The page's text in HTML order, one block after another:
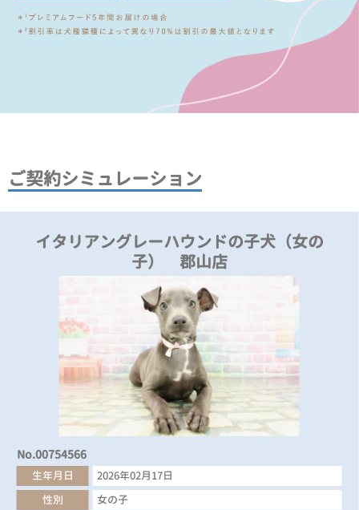
ご契約シミュレーション
イタリアングレーハウンドの子犬（女の
子） 郡山店
No.00754566
生年月日
2026年02月17日
性別
女の子